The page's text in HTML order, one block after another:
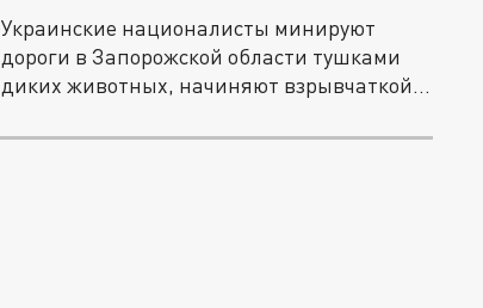
Украинские националисты минируют
дороги в Запорожской области тушками
диких животных, начиняют взрывчаткой...